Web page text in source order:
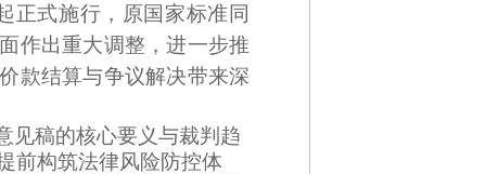
正式施行，原国家标准同
作出重大调整，进一步推
款结算与争议解决带来深
见稿的核心要义与裁判趋
前构筑法律风险防控体